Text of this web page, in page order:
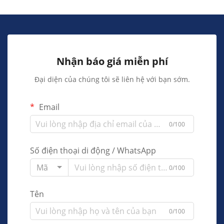
Nhận báo giá miễn phí
Đại diện của chúng tôi sẽ liên hệ với bạn sớm.
Email
0/100
Số điện thoại di động / WhatsApp
Mã
0/100
Tên
0/100